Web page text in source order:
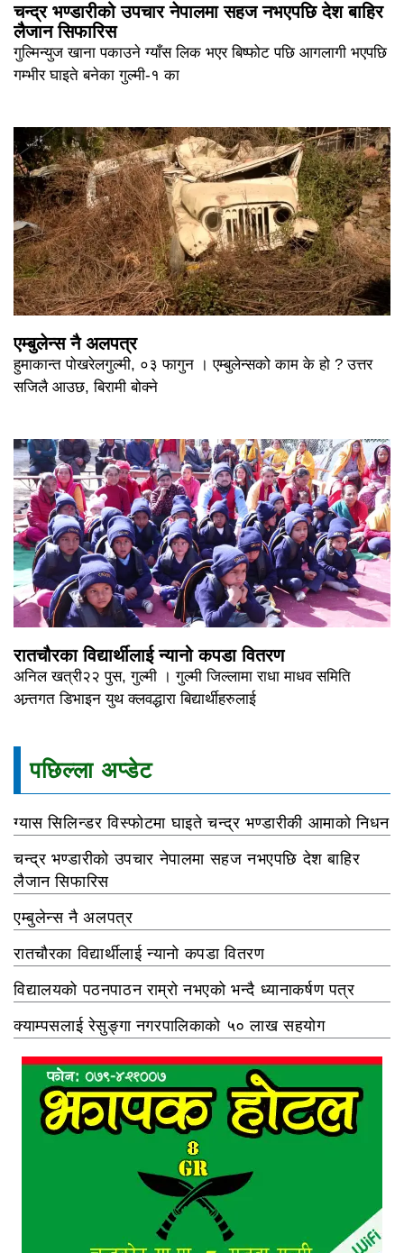
चन्द्र भण्डारीको उपचार नेपालमा सहज नभएपछि देश बाहिर
लैजान सिफारिस
गुल्मिन्युज खाना पकाउने ग्याँस लिक भएर बिष्फोट पछि आगलागी भएपछि
गम्भीर घाइते बनेका गुल्मी-१ का
एम्बुलेन्स नै अलपत्र
हुमाकान्त पोखरेलगुल्मी, ०३ फागुन । एम्बुलेन्सको काम के हो ? उत्तर
सजिलै आउछ, बिरामी बोक्ने
रातचौरका विद्यार्थीलाई न्यानो कपडा वितरण
अनिल खत्री२२ पुस, गुल्मी । गुल्मी जिल्लामा राधा माधव समिति
अन्र्तगत डिभाइन युथ क्लवद्धारा बिद्यार्थीहरुलाई
पछिल्ला अप्डेट
ग्यास सिलिन्डर विस्फोटमा घाइते चन्द्र भण्डारीकी आमाको निधन
चन्द्र भण्डारीको उपचार नेपालमा सहज नभएपछि देश बाहिर
लैजान सिफारिस
एम्बुलेन्स नै अलपत्र
रातचौरका विद्यार्थीलाई न्यानो कपडा वितरण
विद्यालयको पठनपाठन राम्रो नभएको भन्दै ध्यानाकर्षण पत्र
क्याम्पसलाई रेसुङ्गा नगरपालिकाको ५० लाख सहयोग